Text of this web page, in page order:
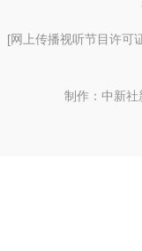
[网上传播视听节目许可
制作：中新